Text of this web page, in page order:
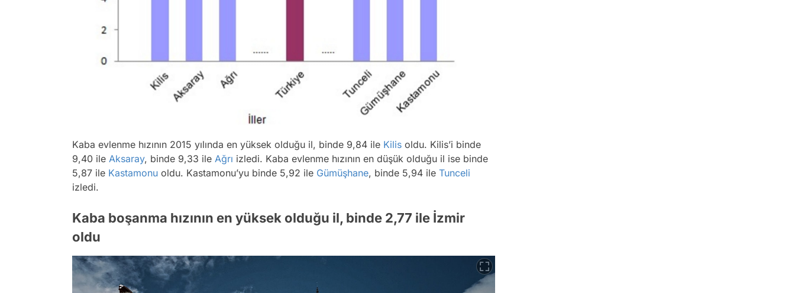
Kaba evlenme hızının 2015 yılında en yüksek olduğu il, binde 9,84 ile Kilis oldu. Kilis’i binde
9,40 ile Aksaray, binde 9,33 ile Ağrı izledi. Kaba evlenme hızının en düşük olduğu il ise binde
5,87 ile Kastamonu oldu. Kastamonu’yu binde 5,92 ile Gümüşhane, binde 5,94 ile Tunceli
izledi.
Kaba boşanma hızının en yüksek olduğu il, binde 2,77 ile İzmir
oldu